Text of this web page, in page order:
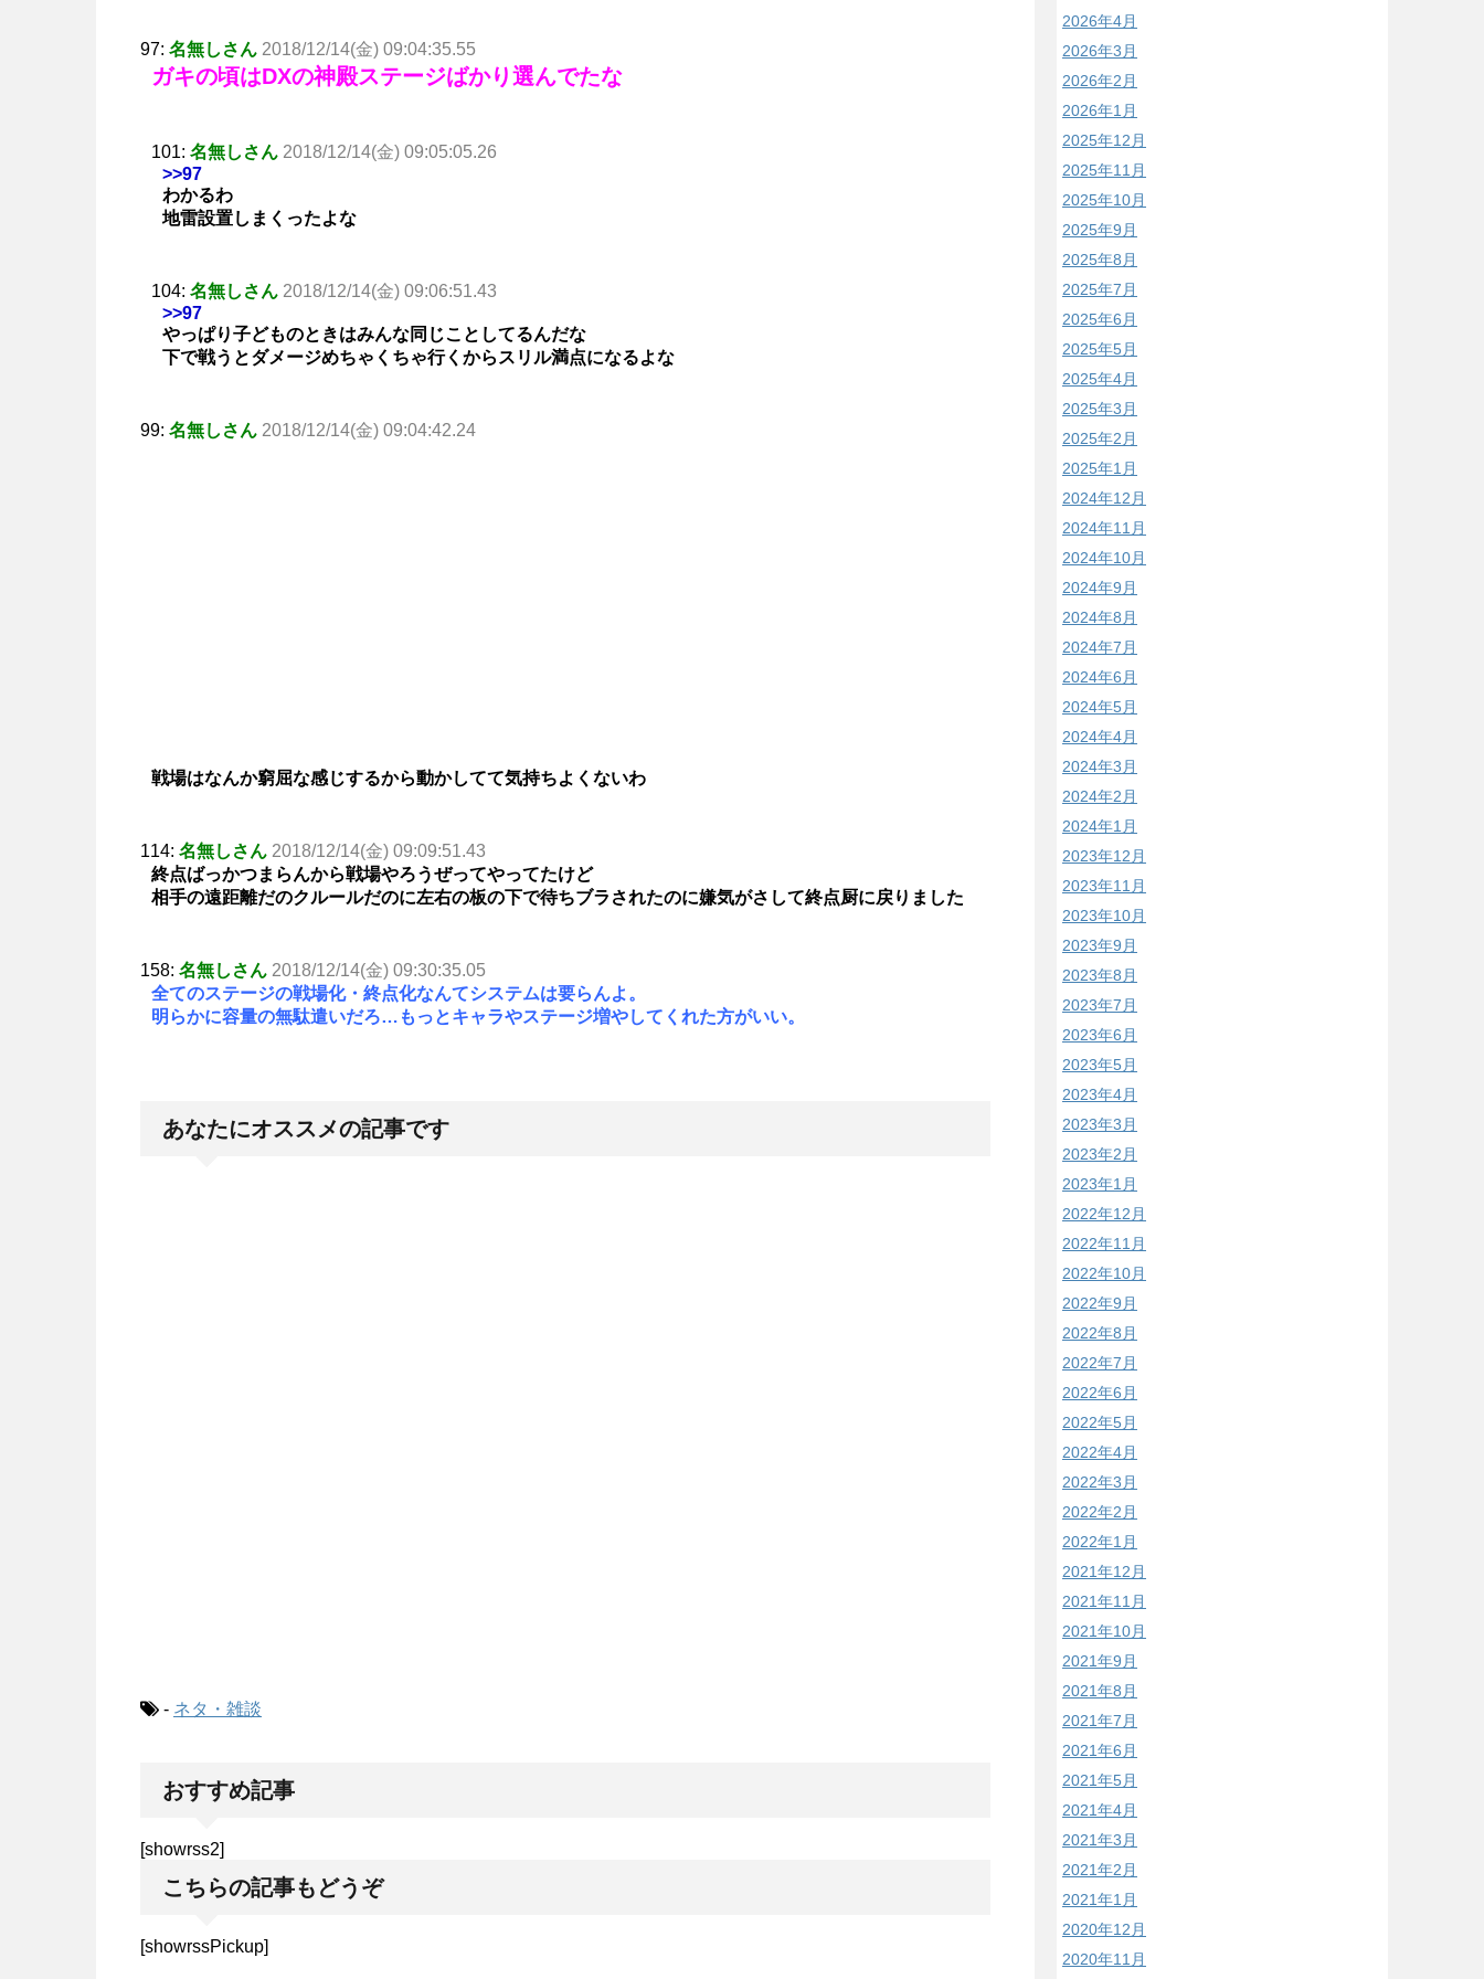
97: 名無しさん 2018/12/14(金) 09:04:35.55
ガキの頃はDXの神殿ステージばかり選んでたな
101: 名無しさん 2018/12/14(金) 09:05:05.26
>>97
わかるわ
地雷設置しまくったよな
104: 名無しさん 2018/12/14(金) 09:06:51.43
>>97
やっぱり子どものときはみんな同じことしてるんだな
下で戦うとダメージめちゃくちゃ行くからスリル満点になるよな
99: 名無しさん 2018/12/14(金) 09:04:42.24
戦場はなんか窮屈な感じするから動かしてて気持ちよくないわ
114: 名無しさん 2018/12/14(金) 09:09:51.43
終点ばっかつまらんから戦場やろうぜってやってたけど
相手の遠距離だのクルールだのに左右の板の下で待ちブラされたのに嫌気がさして終点厨に戻りました
158: 名無しさん 2018/12/14(金) 09:30:35.05
全てのステージの戦場化・終点化なんてシステムは要らんよ。
明らかに容量の無駄遣いだろ…もっとキャラやステージ増やしてくれた方がいい。
あなたにオススメの記事です
- ネタ・雑談
おすすめ記事
[showrss2]
こちらの記事もどうぞ
[showrssPickup]
2026年4月
2026年3月
2026年2月
2026年1月
2025年12月
2025年11月
2025年10月
2025年9月
2025年8月
2025年7月
2025年6月
2025年5月
2025年4月
2025年3月
2025年2月
2025年1月
2024年12月
2024年11月
2024年10月
2024年9月
2024年8月
2024年7月
2024年6月
2024年5月
2024年4月
2024年3月
2024年2月
2024年1月
2023年12月
2023年11月
2023年10月
2023年9月
2023年8月
2023年7月
2023年6月
2023年5月
2023年4月
2023年3月
2023年2月
2023年1月
2022年12月
2022年11月
2022年10月
2022年9月
2022年8月
2022年7月
2022年6月
2022年5月
2022年4月
2022年3月
2022年2月
2022年1月
2021年12月
2021年11月
2021年10月
2021年9月
2021年8月
2021年7月
2021年6月
2021年5月
2021年4月
2021年3月
2021年2月
2021年1月
2020年12月
2020年11月